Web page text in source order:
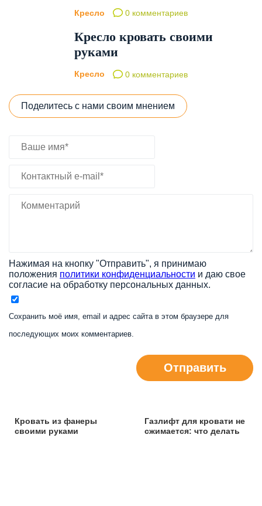
Кресло 0 комментариев
Кресло кровать своими
руками
Кресло 0 комментариев
Поделитесь с нами своим мнением
Нажимая на кнопку "Отправить", я принимаю
положения политики конфиденциальности и даю свое
согласие на обработку персональных данных.
Сохранить моё имя, email и адрес сайта в этом браузере для
последующих моих комментариев.
Отправить
Кровать из фанеры
своими руками
Газлифт для кровати не
сжимается: что делать